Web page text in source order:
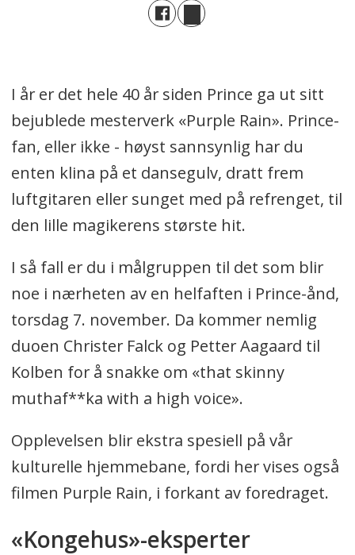
I år er det hele 40 år siden Prince ga ut sitt
bejublede mesterverk «Purple Rain». Prince-
fan, eller ikke - høyst sannsynlig har du
enten klina på et dansegulv, dratt frem
luftgitaren eller sunget med på refrenget, til
den lille magikerens største hit.
I så fall er du i målgruppen til det som blir
noe i nærheten av en helfaften i Prince-ånd,
torsdag 7. november. Da kommer nemlig
duoen Christer Falck og Petter Aagaard til
Kolben for å snakke om «that skinny
muthaf**ka with a high voice».
Opplevelsen blir ekstra spesiell på vår
kulturelle hjemmebane, fordi her vises også
filmen Purple Rain, i forkant av foredraget.
«Kongehus»-eksperter